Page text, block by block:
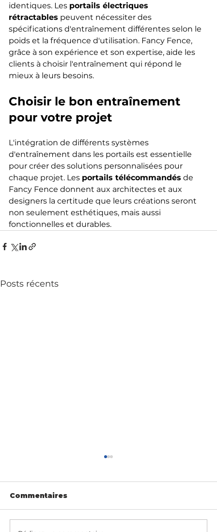
identiques. Les portails électriques
rétractables peuvent nécessiter des
spécifications d'entraînement différentes selon le
poids et la fréquence d'utilisation. Fancy Fence,
grâce à son expérience et son expertise, aide les
clients à choisir l'entraînement qui répond le
mieux à leurs besoins.
Choisir le bon entraînement
pour votre projet
L'intégration de différents systèmes
d'entraînement dans les portails est essentielle
pour créer des solutions personnalisées pour
chaque projet. Les portails télécommandés de
Fancy Fence donnent aux architectes et aux
designers la certitude que leurs créations seront
non seulement esthétiques, mais aussi
fonctionnelles et durables.
Posts récents
Commentaires